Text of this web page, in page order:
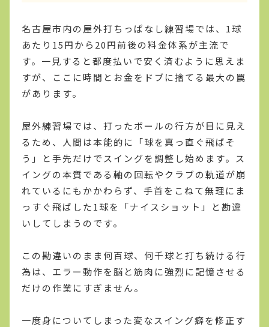
名古屋市内の屋外打ちっぱなし練習場では、1球
あたり15円から20円前後の料金体系が主流で
す。一見すると都度払いで安く済むように思えま
すが、ここに時間とお金をドブに捨てる最大の罠
があります。
屋外練習場では、打ったボールの行方が目に見え
るため、人間は本能的に「球を真っ直ぐ飛ばそ
う」と手先だけでスイングを調整し始めます。ス
イングの本質である軸の回転やクラブの軌道が崩
れているにもかかわらず、手首をこねて無理にま
っすぐ飛ばした1球を「ナイスショット」と勘違
いしてしまうのです。
この勘違いのまま何百球、何千球と打ち続ける行
為は、エラー動作を脳と筋肉に強烈に記憶させる
だけの作業にすぎません。
一度身についてしまった変なスイング癖を修正す